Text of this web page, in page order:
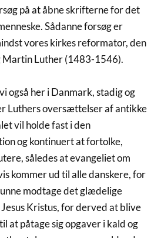
på at åbne skrifterne for det
Sådanne forsøg er
vores kirkes reformator, den
Martin Luther (1483-1546).
også her i Danmark, stadig og
Luthers oversættelser af antikke
vil holde fast i den
og kontinuert at fortolke,
således at evangeliet om
kommer ud til alle danskere, for
modtage det glædelige
Kristus, for derved at blive
at påtage sig opgaver i kald og